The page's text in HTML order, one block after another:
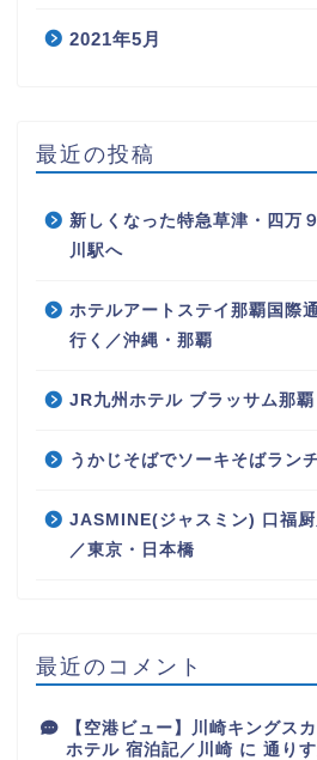
2021年5月
最近の投稿
新しくなった特急草津・四万
川駅へ
ホテルアートステイ那覇国際
行く／沖縄・那覇
JR九州ホテル ブラッサム那
うかじそばでソーキそばラン
JASMINE(ジャスミン) 口福
／東京・日本橋
最近のコメント
【空港ビュー】川崎キングス
ホテル 宿泊記／川崎 に 通り